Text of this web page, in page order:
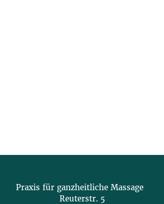
Praxis für ganzheitliche Massage
Reuterstr. 5